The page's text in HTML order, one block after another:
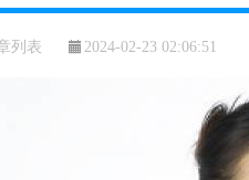
列表 2024-02-23 02:06:51